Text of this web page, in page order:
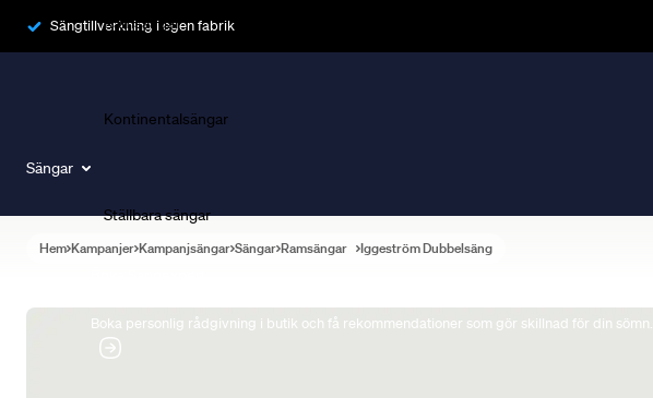
Sängtillverkning i egen fabrik
Sängar
Ramsängar
Kontinentalsängar
Ställbara sängar
Boka personlig rådgivning i butik och få rekommendationer som gör skillnad för din sömn.
Hem Kampanjer Kampanjsängar Sängar Ramsängar Iggeström Dubbelsäng